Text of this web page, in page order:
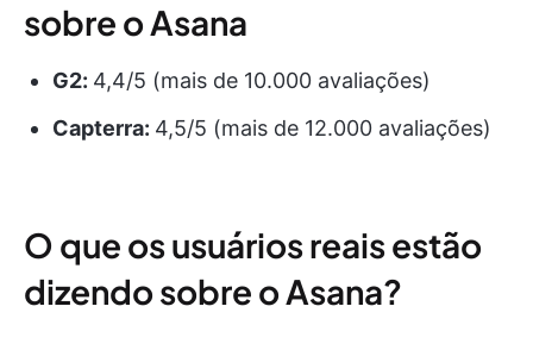
sobre o Asana
G2: 4,4/5 (mais de 10.000 avaliações)
Capterra: 4,5/5 (mais de 12.000 avaliações)
O que os usuários reais estão
dizendo sobre o Asana?